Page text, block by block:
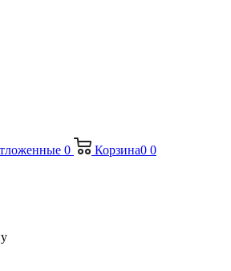
0 Корзина0 0